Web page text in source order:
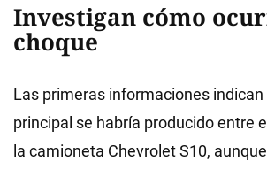
Investigan cómo
choque
Las primeras informaciones
principal se habría producido entre
la camioneta Chevrolet S10,